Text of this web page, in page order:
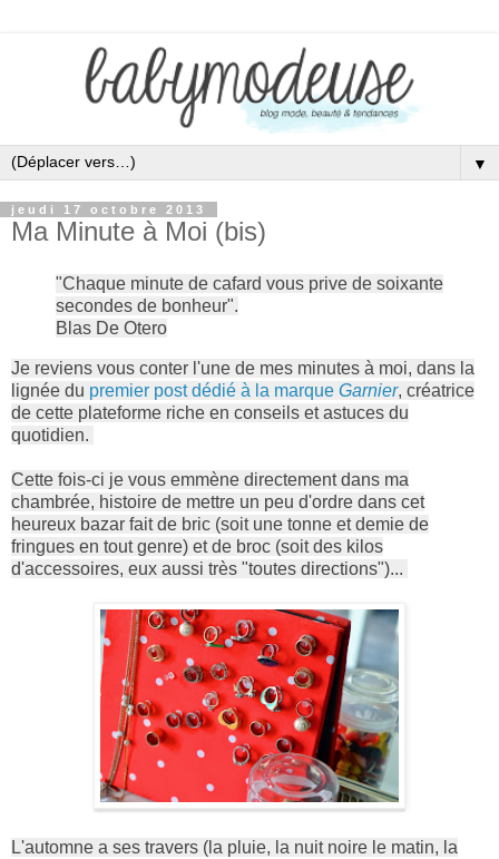
▼
jeudi 17 octobre 2013
Ma Minute à Moi (bis)
"Chaque minute de cafard vous prive de soixante
secondes de bonheur".
Blas De Otero
Je reviens vous conter l'une de mes minutes à moi, dans la
lignée du premier post dédié à la marque Garnier, créatrice
de cette plateforme riche en conseils et astuces du
quotidien.
Cette fois-ci je vous emmène directement dans ma
chambrée, histoire de mettre un peu d'ordre dans cet
heureux bazar fait de bric (soit une tonne et demie de
fringues en tout genre) et de broc (soit des kilos
d'accessoires, eux aussi très "toutes directions")...
L'automne a ses travers (la pluie, la nuit noire le matin, la